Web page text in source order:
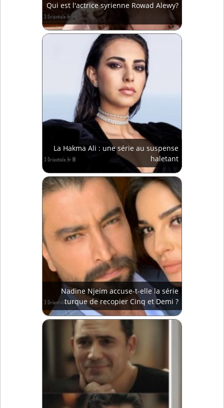
Qui est l'actrice syrienne Rowad Alewy?
La Hakma Ali : une série au suspense
haletant
Nadine Njeim accuse-t-elle la série
turque de recopier Cinq et Demi ?